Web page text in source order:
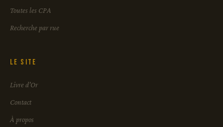
Toutes les CPA
Recherche par rue
Le site
Livre d'Or
Contact
À propos